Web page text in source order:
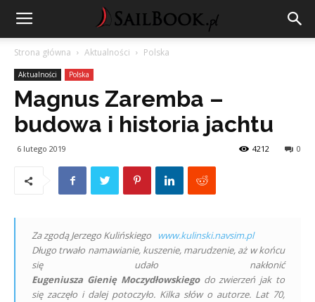
Strona główna Aktualności Polska
Aktualności Polska
Magnus Zaremba –
budowa i historia jachtu
6 lutego 2019 0
4212
Za zgodą Jerzego Kulińskiego
www.kulinski.navsim.pl
Długo trwało namawianie, kuszenie, marudzenie, aż w końcu
się udało nakłonić
Eugeniusza Gienię Moczydłowskiegodozwierzeń jak to
się zaczęło i dalej potoczyło. Kilka słów o autorze. Lat 70,